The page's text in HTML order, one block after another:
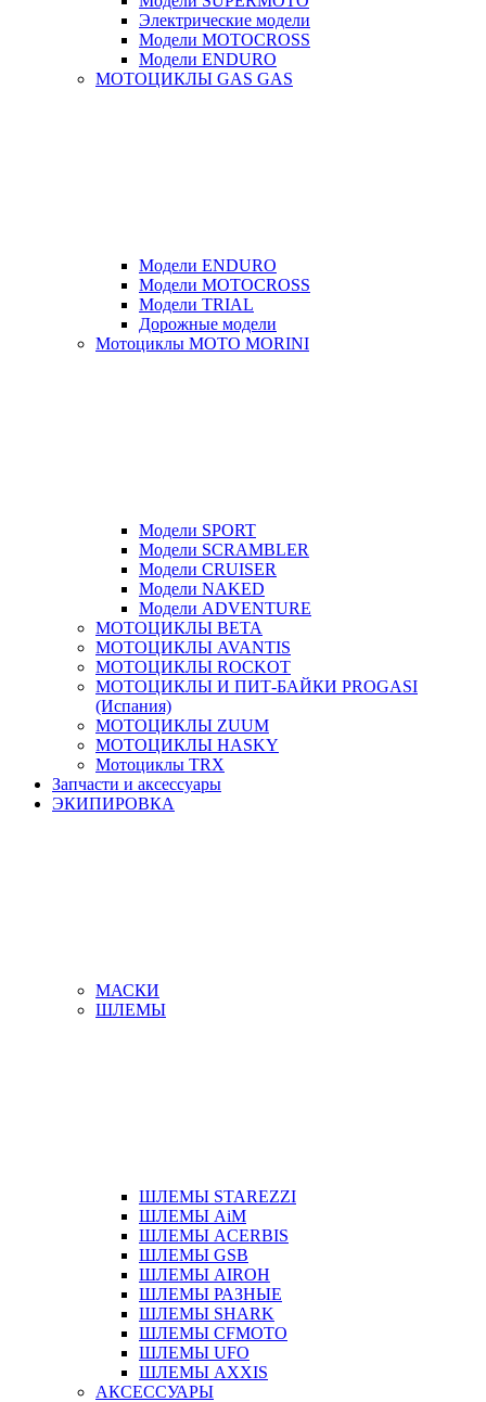
Электрические модели
Модели MOTOCROSS
Модели ENDURO
МОТОЦИКЛЫ GAS GAS
Модели ENDURO
Модели MOTOCROSS
Модели TRIAL
Дорожные модели
Мотоциклы MOTO MORINI
Модели SPORT
Модели SCRAMBLER
Модели CRUISER
Модели NAKED
Модели ADVENTURE
МОТОЦИКЛЫ BETA
МОТОЦИКЛЫ AVANTIS
МОТОЦИКЛЫ ROCKOT
МОТОЦИКЛЫ И ПИТ-БАЙКИ PROGASI
(Испания)
МОТОЦИКЛЫ ZUUM
МОТОЦИКЛЫ HASKY
Мотоциклы TRX
Запчасти и аксессуары
ЭКИПИРОВКА
МАСКИ
ШЛЕМЫ
ШЛЕМЫ STAREZZI
ШЛЕМЫ AiM
ШЛЕМЫ ACERBIS
ШЛЕМЫ GSB
ШЛЕМЫ AIROH
ШЛЕМЫ РАЗНЫЕ
ШЛЕМЫ SHARK
ШЛЕМЫ CFMOTO
ШЛЕМЫ UFO
ШЛЕМЫ AXXIS
АКСЕССУАРЫ